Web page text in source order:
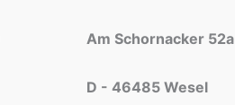
Am Schornacker 52a
D - 46485 Wesel